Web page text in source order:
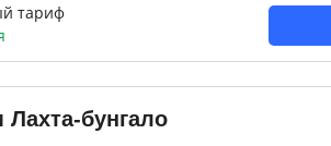
тариф
Лахта-бунгало